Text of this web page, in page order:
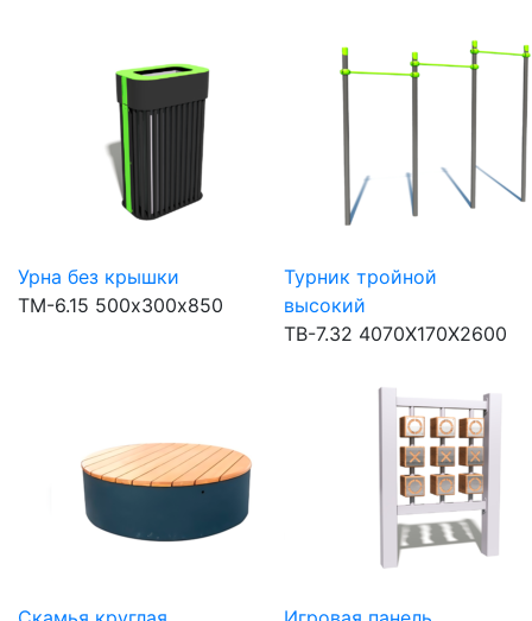
Урна без крышки
ТМ-6.15 500х300х850
Турник тройной
высокий
ТВ-7.32 4070Х170Х2600